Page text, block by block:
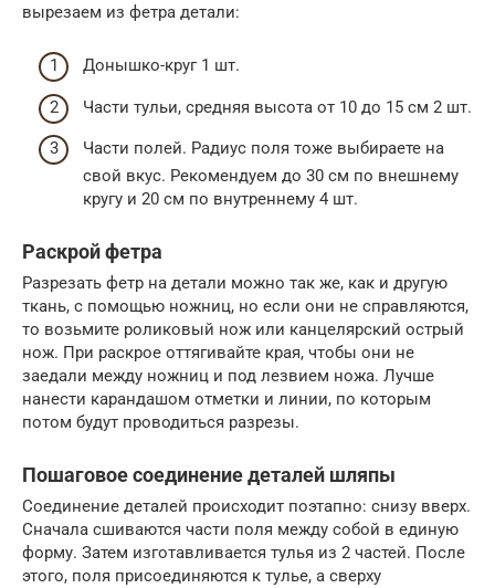
вырезаем из фетра детали:
Донышко-круг 1 шт.
Части тульи, средняя высота от 10 до 15 см 2 шт.
Части полей. Радиус поля тоже выбираете на
свой вкус. Рекомендуем до 30 см по внешнему
кругу и 20 см по внутреннему 4 шт.
Раскрой фетра
Разрезать фетр на детали можно так же, как и другую
ткань, с помощью ножниц, но если они не справляются,
то возьмите роликовый нож или канцелярский острый
нож. При раскрое оттягивайте края, чтобы они не
заедали между ножниц и под лезвием ножа. Лучше
нанести карандашом отметки и линии, по которым
потом будут проводиться разрезы.
Пошаговое соединение деталей шляпы
Соединение деталей происходит поэтапно: снизу вверх.
Сначала сшиваются части поля между собой в единую
форму. Затем изготавливается тулья из 2 частей. После
этого, поля присоединяются к тулье, а сверху